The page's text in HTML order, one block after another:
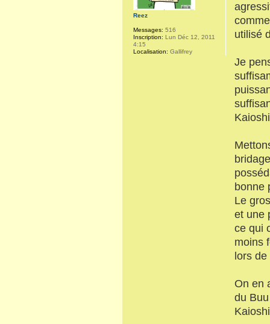
utilisé
Je
bonne
Le
et une
ce qui
moins
lors
On en
du
Reez
Messages: 516
Inscription: Lun Déc 12, 2011
4:15
Localisation: Gallifrey